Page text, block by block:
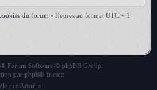
du forum • Heures au format UTC + 1
® Forum Software © phpBB Group
par phpBB-fr.com
par Artodia